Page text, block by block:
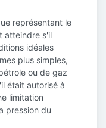
représentant le
atteindre s'il
idéales
plus simples,
ou de gaz
était autorisé à
limitation
pression du